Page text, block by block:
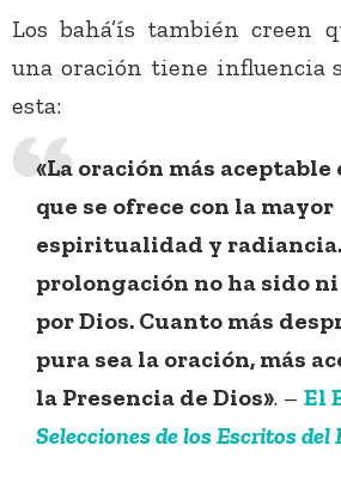
Los bahá’ís también creen
una oración tiene influencia
esta:
«La oración más aceptable
que se ofrece con la mayor
espiritualidad y radiancia.
prolongación no ha sido
por Dios. Cuanto más
pura sea la oración, más
la Presencia de Dios». – El
Selecciones de los Escritos del